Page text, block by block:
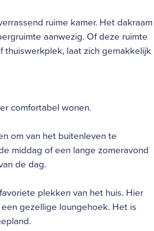
ruime kamer. Het dakraam
aanwezig. Of deze ruimte
thuiswerkplek, laat zich gemakkelijk
comfortabel wonen.
om van het buitenleven te
middag of een lange zomeravond
de dag.
plekken van het huis. Hier
gezellige loungehoek. Het is